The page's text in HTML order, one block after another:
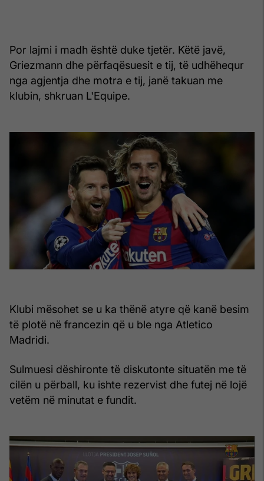
Por lajmi i madh është duke tjetër. Këtë javë,
Griezmann dhe përfaqësuesit e tij, të udhëhequr
nga agjentja dhe motra e tij, janë takuan me
klubin, shkruan L'Equipe.
Klubi mësohet se u ka thënë atyre që kanë besim
të plotë në francezin që u ble nga Atletico
Madridi.
Sulmuesi dëshironte të diskutonte situatën me të
cilën u përball, ku ishte rezervist dhe futej në lojë
vetëm në minutat e fundit.